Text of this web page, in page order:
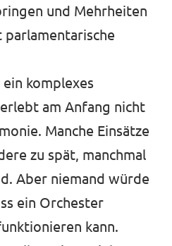
und Mehrheiten
parlamentarische
komplexes
am Anfang nicht
Manche Einsätze
zu spät, manchmal
Aber niemand würde
ein Orchester
kann.